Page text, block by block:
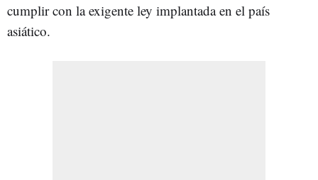
cumplir con la exigente ley implantada en el país
asiático.